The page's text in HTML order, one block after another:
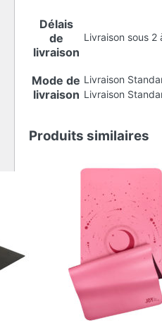
Délais
de
livraison
Livraison sous 2
Mode de
livraison
Livraison
Livraison
Produits similaires